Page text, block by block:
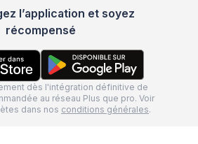
l’application et soyez
récompensé
dès l'intégration définitive de
au réseau Plus que pro. Voir
dans nos conditions générales.